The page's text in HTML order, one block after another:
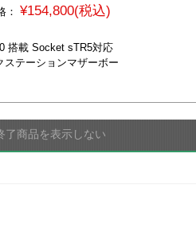
：
¥154,800(税込)
搭載 Socket sTR5対応
ステーションマザーボー
了商品を表示しない